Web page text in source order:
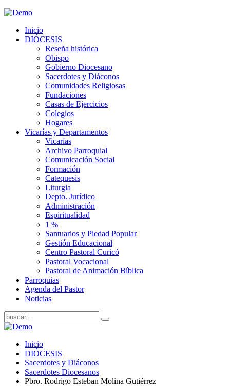
Inicio
DIÓCESIS
Reseña histórica
Obispo
Gobierno Diocesano
Sacerdotes y Diáconos
Comunidades Religiosas
Fundaciones
Casas de Ejercicios
Colegios
Hogares
Vicarías y Departamentos
Vicarías
Archivo Parroquial
Comunicación Social
Formación
Catequesis
Liturgia
Depto. Jurídico
Administración
Espiritualidad
1 %
Santuarios y Piedad Popular
Gestión Educacional
Centro Pastoral Curicó
Pastoral Vocacional
Pastoral de Animación Bíblica
Parroquias
Agenda del Pastor
Noticias
Inicio
DIÓCESIS
Sacerdotes y Diáconos
Sacerdotes Diocesanos
Pbro. Rodrigo Esteban Molina Gutiérrez